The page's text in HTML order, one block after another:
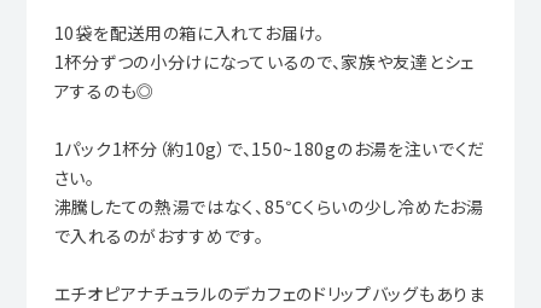
10袋を配送用の箱に入れてお届け。
1杯分ずつの小分けになっているので、家族や友達とシェ
アするのも◎
1パック1杯分（約10g）で、150~180gのお湯を注いでくだ
さい。
沸騰したての熱湯ではなく、85℃くらいの少し冷めたお湯
で入れるのがおすすめです。
エチオピアナチュラルのデカフェのドリップバッグもありま